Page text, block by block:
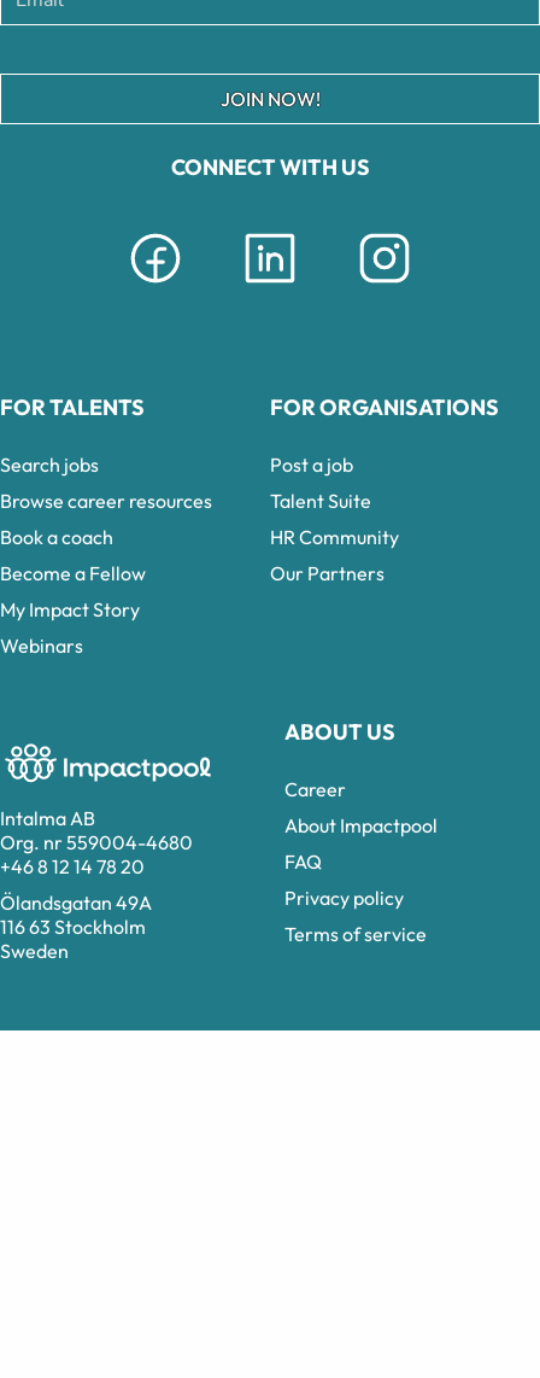
Intalma AB
Org. nr 559004-4680
+46 8 12 14 78 20
Ölandsgatan 49A
116 63 Stockholm
Sweden
CONNECT WITH US
ABOUT US
Career
About Impactpool
FAQ
Privacy policy
Terms of service
JOIN NOW!
FOR TALENTS
Search jobs
Browse career resources
Book a coach
Become a Fellow
My Impact Story
Webinars
FOR ORGANISATIONS
Post a job
Talent Suite
HR Community
Our Partners